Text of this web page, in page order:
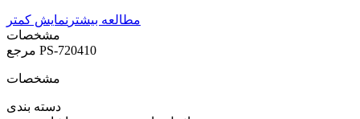
مطالعه بیشتر نمایش کمتر
مشخصات
PS-720410
مشخصات
دسته بندی